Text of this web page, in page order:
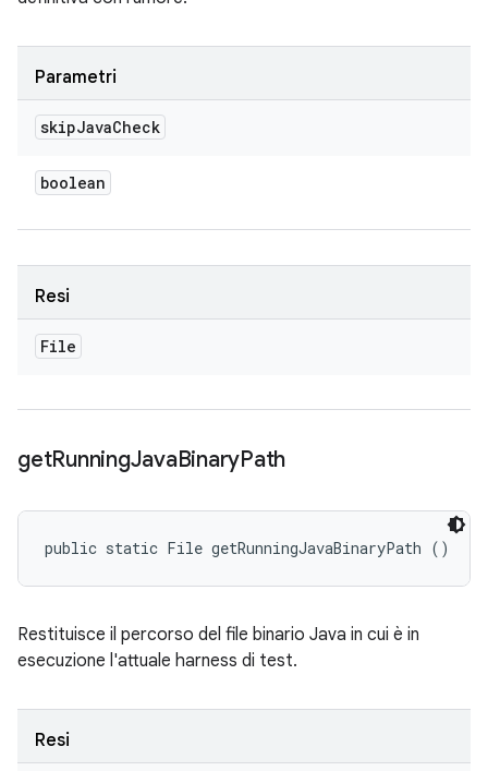
Parametri
skipJavaCheck
boolean
Resi
File
getRunningJavaBinaryPath
public static File getRunningJavaBinaryPath ()
Restituisce il percorso del file binario Java in cui è in
esecuzione l'attuale harness di test.
Resi